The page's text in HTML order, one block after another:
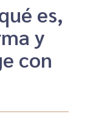
es,
y
con